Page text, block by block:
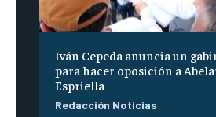
Iván Cepeda anuncia un
para hacer oposición a
Espriella
Redacción Noticias